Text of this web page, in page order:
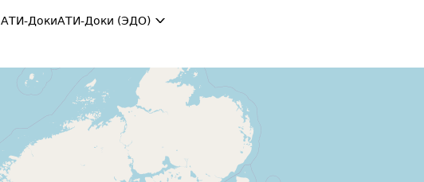
АТИ-ДокиАТИ-Доки (ЭДО)